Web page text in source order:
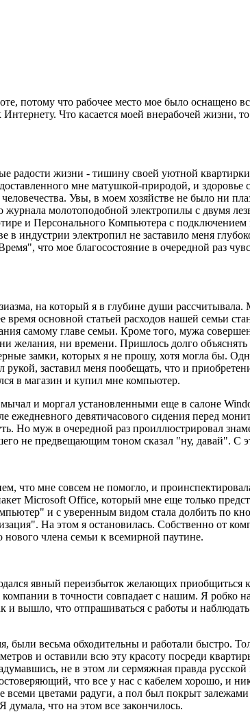
потому что рабочее место мое было оснащено
Что касается моей внерабочей жизни,
радости жизни - тишину своей уютной
мне матушкой-природой, и
Увы, в моем хозяйстве не было ни
молотоподобной электропилы с двумя
и Персонального Компьютера с подключением
индустрии электропил не заставило меня
что мое благосостояние в очередной раз
на который я в глубине души
основной статьей расходов нашей семьи
самому главе семьи. Кроме того, мужа
желания, ни времени. Пришлось долго
замки, которых я не прошу, хотя могла бы.
заставил меня пообещать, что и
в магазин и купил мне компьютер.
и моргал установленными еще в салоне
девятичасового сидения перед
Но муж в очередной раз проиллюстрировал
не предвещающим тоном сказал "ну, давай". С
что мне совсем не помогло, и
Microsoft Office, который мне еще только
и с уверенным видом стала долбить по
На этом я остановилась. Собственно от
члена семьи к всемирной паутине.
явный переизбыток желающих приобщиться
в точности совпадает с нашим. Я робко
и вышло, что отпрашиваться с работы и
были весьма обходительны и работали быстро.
и оставили всю эту красоту посреди
не в этом ли сермяжная правда
что все у нас с кабелем хорошо, и
цветами радуги, а пол был покрыт залежами
что на этом все закончилось.